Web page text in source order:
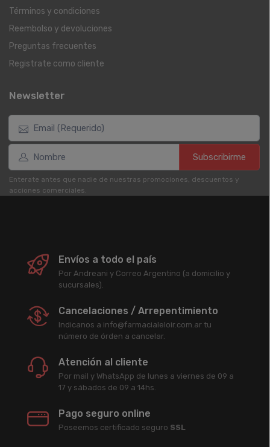
Términos y condiciones
Reembolso y devoluciones
Preguntas frecuentes
Registrate como cliente
Newsletter
Subscribirme
Enterate antes que nadie de nuestras promociones, descuentos y
acciones comerciales.
Envíos a todo el país
Por Andreani y Correo Argentino (a domicilio y
sucursales).
Cancelaciones / Arrepentimiento
Indicanos a info@farmacialeloir.com.ar tu
número de órden a cancelar.
Atención al cliente
Por mail y WhatsApp de lunes a viernes de 09 a
17 y sábados de 09 a 14hs.
Pago seguro online
Poseemos certificado seguro SSL